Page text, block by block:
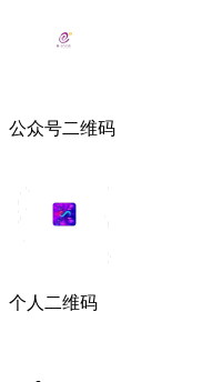
公众号二维码
个人二维码